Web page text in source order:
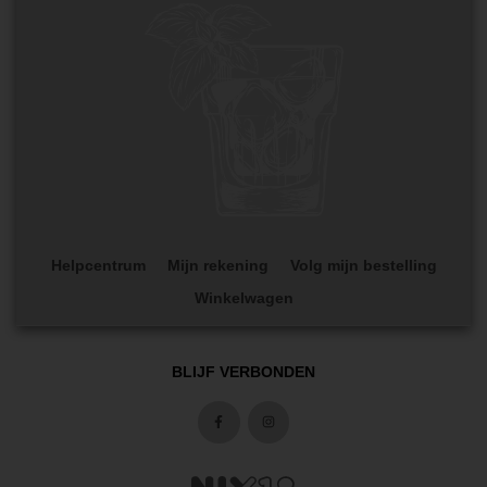
Helpcentrum Mijn rekening
Volg mijn bestelling
Winkelwagen
BLIJF VERBONDEN